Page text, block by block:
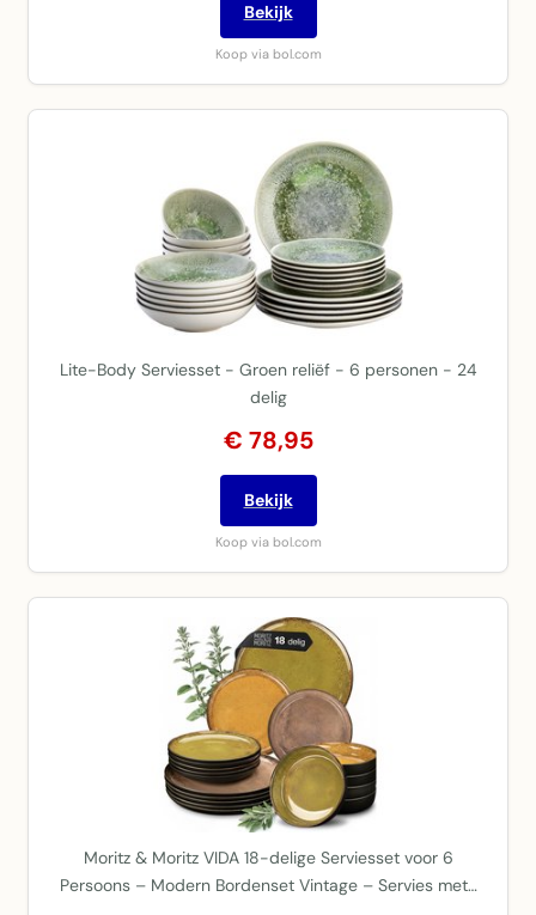
Bekijk
Koop via bol.com
Lite-Body Serviesset - Groen reliëf - 6 personen - 24
delig
€ 78,95
Bekijk
Koop via bol.com
Moritz & Moritz VIDA 18-delige Serviesset voor 6
Persoons – Modern Bordenset Vintage – Servies met…